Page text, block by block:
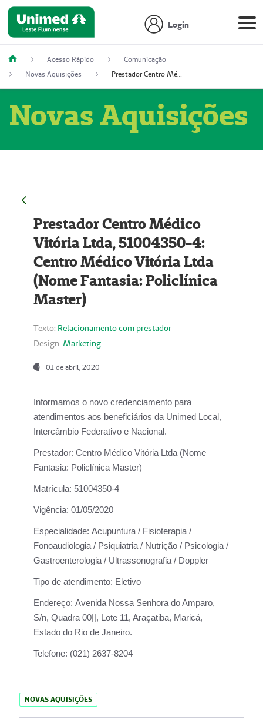
Login
Acesso Rápido
Comunicação
Novas Aquisições
Prestador Centro Médico Vitória Ltda, 51004350-4: Centro Médico Vitória Ltda (Nome Fantasia: Policlínica Master)
Novas Aquisições
Prestador Centro Médico
Vitória Ltda, 51004350-4:
Centro Médico Vitória Ltda
(Nome Fantasia: Policlínica
Master)
Texto: Relacionamento com prestador
Design: Marketing
01 de abril, 2020
Informamos o novo credenciamento para
atendimentos aos beneficiários da Unimed Local,
Intercâmbio Federativo e Nacional.
Prestador: Centro Médico Vitória Ltda (Nome
Fantasia: Policlínica Master)
Matrícula: 51004350-4
Vigência: 01/05/2020
Especialidade: Acupuntura / Fisioterapia /
Fonoaudiologia / Psiquiatria / Nutrição / Psicologia /
Gastroenterologia / Ultrassonografia / Doppler
Tipo de atendimento: Eletivo
Endereço: Avenida Nossa Senhora do Amparo,
S/n, Quadra 00||, Lote 11, Araçatiba, Maricá,
Estado do Rio de Janeiro.
Telefone: (021) 2637-8204
NOVAS AQUISIÇÕES